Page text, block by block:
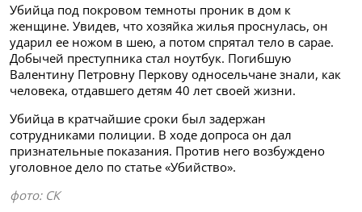
Убийца под покровом темноты проник в дом к
женщине. Увидев, что хозяйка жилья проснулась, он
ударил ее ножом в шею, а потом спрятал тело в сарае.
Добычей преступника стал ноутбук. Погибшую
Валентину Петровну Перкову односельчане знали, как
человека, отдавшего детям 40 лет своей жизни.
Убийца в кратчайшие сроки был задержан
сотрудниками полиции. В ходе допроса он дал
признательные показания. Против него возбуждено
уголовное дело по статье «Убийство».
фото: СК